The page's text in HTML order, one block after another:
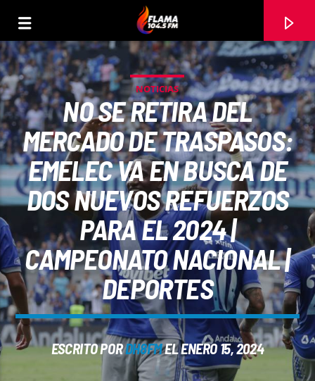
CANCIÓN ACTUAL
TÍTULO
ARTISTA
NOTICIAS
NO SE RETIRA DEL
MERCADO DE TRASPASOS:
EMELEC VA EN BUSCA DE
DOS NUEVOS REFUERZOS
PARA EL 2024 |
CAMPEONATO NACIONAL |
DEPORTES
ESCRITO PORDH8FMEL ENERO 15, 2024